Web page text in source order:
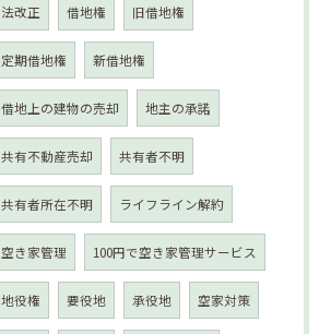
法改正 借地権 旧借地権
定期借地権 新借地権
借地上の建物の売却 地主の承諾
共有不動産売却 共有者不明
共有者所在不明 ライフライン解約
空き家管理 100円で空き家管理サービス
地役権 要役地 承役地 空家対策